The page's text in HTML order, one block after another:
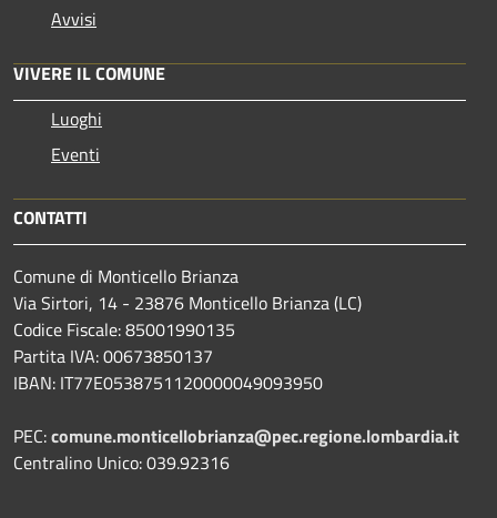
Avvisi
VIVERE IL COMUNE
Luoghi
Eventi
CONTATTI
Comune di Monticello Brianza
Via Sirtori, 14 - 23876 Monticello Brianza (LC)
Codice Fiscale: 85001990135
Partita IVA: 00673850137
IBAN: IT77E0538751120000049093950
PEC:comune.monticellobrianza@pec.regione.lombardia.it
Centralino Unico: 039.92316